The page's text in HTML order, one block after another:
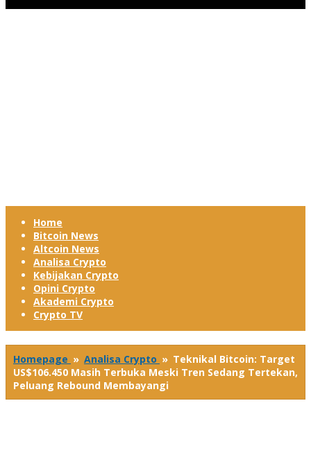
Home
Bitcoin News
Altcoin News
Analisa Crypto
Kebijakan Crypto
Opini Crypto
Akademi Crypto
Crypto TV
Homepage » Analisa Crypto » Teknikal Bitcoin: Target
US$106.450 Masih Terbuka Meski Tren Sedang Tertekan,
Peluang Rebound Membayangi